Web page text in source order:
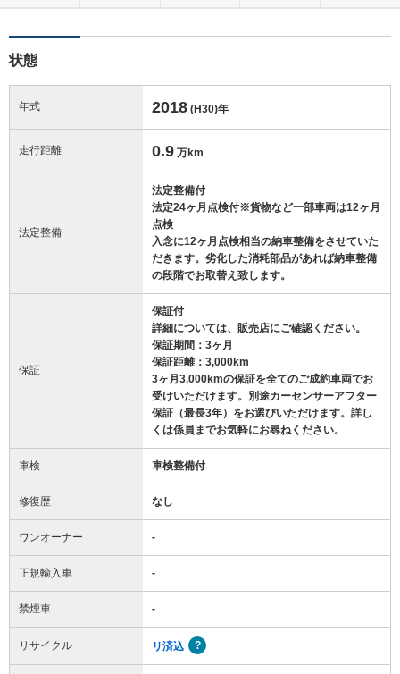
状態
年式 2018 (H30)年
走行距離 0.9 万km
法定整備
法定整備付
法定24ヶ月点検付※貨物など一部車両は12ヶ月
点検
入念に12ヶ月点検相当の納車整備をさせていた
だきます。劣化した消耗部品があれば納車整備
の段階でお取替え致します。
保証
保証付
詳細については、販売店にご確認ください。
保証期間：3ヶ月
保証距離：3,000km
3ヶ月3,000kmの保証を全てのご成約車両でお
受けいただけます。別途カーセンサーアフター
保証（最長3年）をお選びいただけます。詳し
くは係員までお気軽にお尋ねください。
車検 車検整備付
修復歴 なし
ワンオーナー -
正規輸入車 -
禁煙車 -
リサイクル リ済込